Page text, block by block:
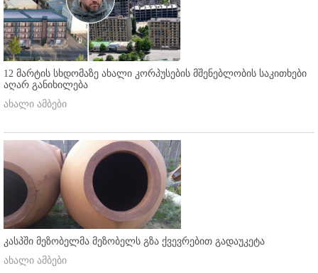
12 მარტის სხდომაზე ახალი კორპუსების მშენებლობის საკითხები
აღარ განიხილება
ახალი ამბები
კასპში მეზობელმა მეზობელს გზა ქვევრებით გადაუკეტა
ახალი ამბები